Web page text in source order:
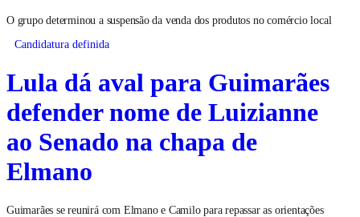
O grupo determinou a suspensão da venda dos produtos no comércio local
Candidatura definida
Lula dá aval para Guimarães
defender nome de Luizianne
ao Senado na chapa de
Elmano
Guimarães se reunirá com Elmano e Camilo para repassar as orientações